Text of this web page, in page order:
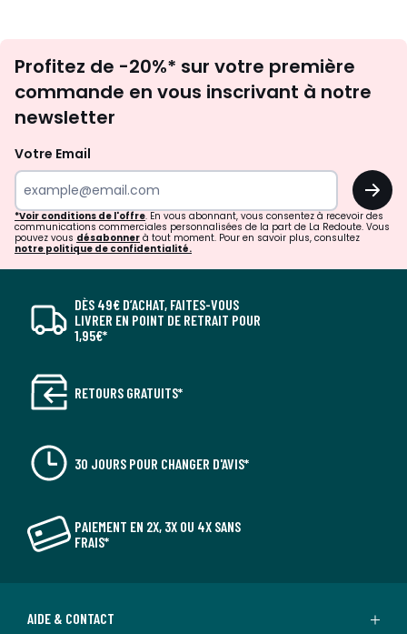
newsletter
Profitez de -20%* sur votre première
commande en vous inscrivant à notre
newsletter
Votre Email
OK
*Voir conditions de l'offre. En vous abonnant, vous consentez à recevoir des
communications commerciales personnalisées de la part de La Redoute. Vous
pouvez vous désabonner à tout moment. Pour en savoir plus, consultez
notre politique de confidentialité.
DÈS 49€ D’ACHAT, FAITES-VOUS
LIVRER EN POINT DE RETRAIT POUR
1,95€*
RETOURS GRATUITS*
30 JOURS POUR CHANGER D'AVIS*
PAIEMENT EN 2X, 3X OU 4X SANS
FRAIS*
AIDE & CONTACT